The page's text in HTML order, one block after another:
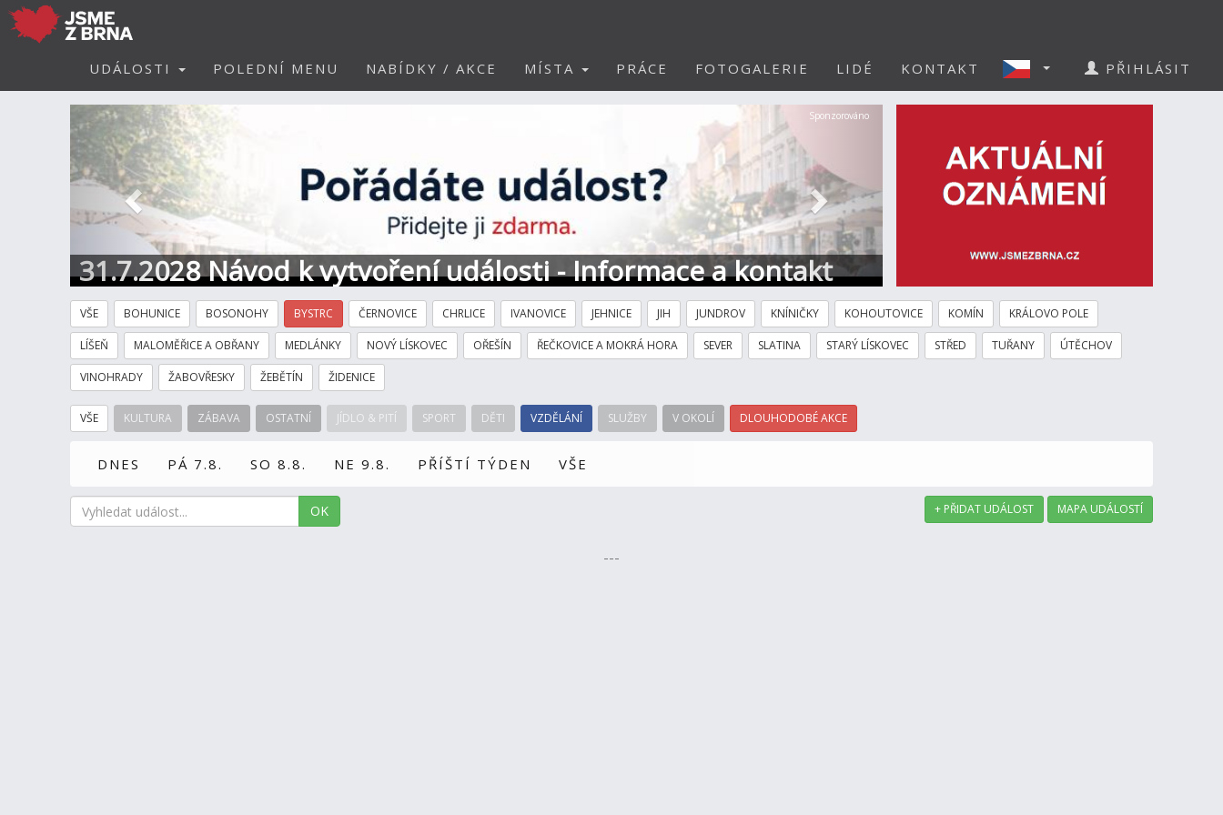
UDÁLOSTI POLEDNÍ MENU NABÍDKY / AKCE MÍSTA PRÁCE FOTOGALERIE LIDÉ KONTAKT PŘIHLÁSIT
31.7.2028 Návod k vytvoření události - Informace a kontakt
Předchozí Další
Sponzorováno
VŠE BOHUNICE BOSONOHY BYSTRC ČERNOVICE CHRLICE IVANOVICE JEHNICE JIH JUNDROV KNÍNIČKY KOHOUTOVICE KOMÍN KRÁLOVO POLE
LÍŠEŇ MALOMĚŘICE A OBŘANY MEDLÁNKY NOVÝ LÍSKOVEC OŘEŠÍN ŘEČKOVICE A MOKRÁ HORA SEVER SLATINA STARÝ LÍSKOVEC STŘED TUŘANY ÚTĚCHOV
VINOHRADY ŽABOVŘESKY ŽEBĚTÍN ŽIDENICE
VŠE KULTURA ZÁBAVA OSTATNÍ JÍDLO & PITÍ SPORT DĚTI VZDĚLÁNÍ SLUŽBY V OKOLÍ DLOUHODOBÉ AKCE
DNES PÁ 7.8. SO 8.8. NE 9.8. PŘÍŠTÍ TÝDEN VŠE
OK + PŘIDAT UDÁLOST MAPA UDÁLOSTÍ
---